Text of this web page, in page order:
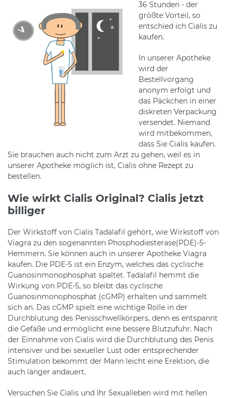
36 Stunden - der
größte Vorteil, so
entschied ich Cialis zu
kaufen.
In unserer Apotheke
wird der
Bestellvorgang
anonym erfolgt und
das Päckchen in einer
diskreten Verpackung
versendet. Niemand
wird mitbekommen,
dass Sie Cialis kaufen.
Sie brauchen auch nicht zum Arzt zu gehen, weil es in
unserer Apotheke möglich ist, Cialis ohne Rezept zu
bestellen.
Wie wirkt Cialis Original? Cialis jetzt
billiger
Der Wirkstoff von Cialis Tadalafil gehört, wie Wirkstoff von
Viagra zu den sogenannten Phosphodiesterase(PDE)-5-
Hemmern. Sie können auch in unserer Apotheke Viagra
kaufen. Die PDE-5 ist ein Enzym, welches das cyclische
Guanosinmonophosphat spaltet. Tadalafil hemmt die
Wirkung von PDE-5, so bleibt das cyclische
Guanosinmonophosphat (cGMP) erhalten und sammelt
sich an. Das cGMP spielt eine wichtige Rolle in der
Durchblutung des Penisschwellkörpers, denn es entspannt
die Gefäße und ermöglicht eine bessere Blutzufuhr. Nach
der Einnahme von Cialis wird die Durchblutung des Penis
intensiver und bei sexueller Lust oder entsprechender
Stimulation bekommt der Mann leicht eine Erektion, die
auch länger andauert.
Versuchen Sie Cialis und Ihr Sexualleben wird mit hellen